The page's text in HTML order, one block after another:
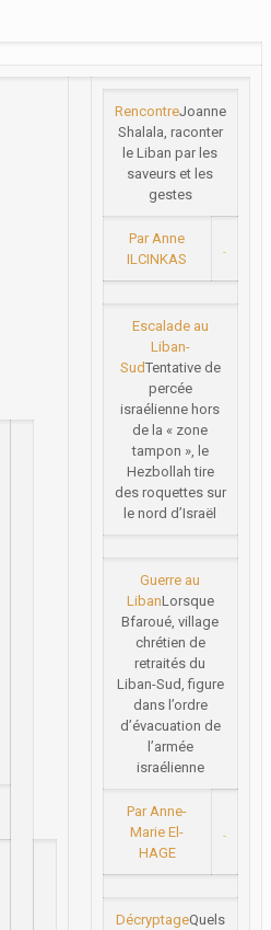
RencontreJoanne
Shalala, raconter
le Liban par les
saveurs et les
gestes
Par Anne
ILCINKAS
Escalade au
Liban-
SudTentative de
percée
israélienne hors
de la « zone
tampon », le
Hezbollah tire
des roquettes sur
le nord d’Israël
Guerre au
LibanLorsque
Bfaroué, village
chrétien de
retraités du
Liban-Sud, figure
dans l’ordre
d’évacuation de
l’armée
israélienne
Par Anne-
Marie El-
HAGE
DécryptageQuels